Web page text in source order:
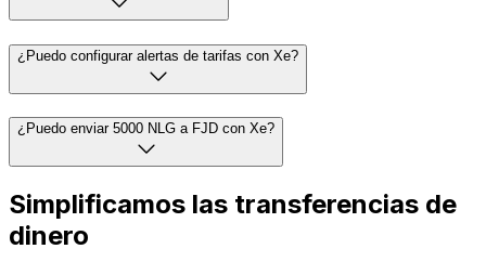
¿Puedo configurar alertas de tarifas con Xe?
¿Puedo enviar 5000 NLG a FJD con Xe?
Simplificamos las transferencias de
dinero